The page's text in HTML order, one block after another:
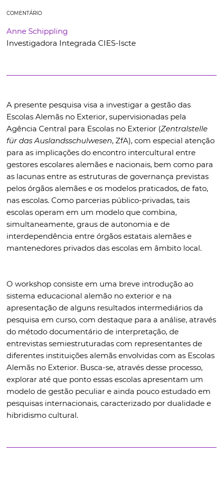
COMENTÁRIO
Anne Schippling
Investigadora Integrada CIES-Iscte
A presente pesquisa visa a investigar a gestão das
Escolas Alemãs no Exterior, supervisionadas pela
Agência Central para Escolas no Exterior (Zentralstelle
für das Auslandsschulwesen, ZfA), com especial atenção
para as implicações do encontro intercultural entre
gestores escolares alemães e nacionais, bem como para
as lacunas entre as estruturas de governança previstas
pelos órgãos alemães e os modelos praticados, de fato,
nas escolas. Como parcerias público-privadas, tais
escolas operam em um modelo que combina,
simultaneamente, graus de autonomia e de
interdependência entre órgãos estatais alemães e
mantenedores privados das escolas em âmbito local.
O workshop consiste em uma breve introdução ao
sistema educacional alemão no exterior e na
apresentação de alguns resultados intermediários da
pesquisa em curso, com destaque para a análise, através
do método documentário de interpretação, de
entrevistas semiestruturadas com representantes de
diferentes instituições alemãs envolvidas com as Escolas
Alemãs no Exterior. Busca-se, através desse processo,
explorar até que ponto essas escolas apresentam um
modelo de gestão peculiar e ainda pouco estudado em
pesquisas internacionais, caracterizado por dualidade e
hibridismo cultural.